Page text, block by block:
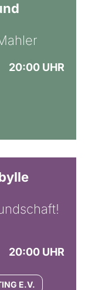
20:00 UHR
20:00 UHR
E.V.